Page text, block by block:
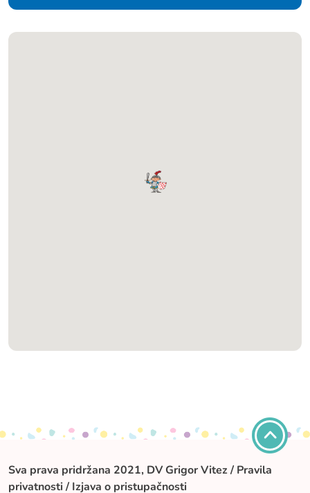
Sva prava pridržana 2021, DV Grigor Vitez / Pravila
privatnosti/ Izjava o pristupačnosti